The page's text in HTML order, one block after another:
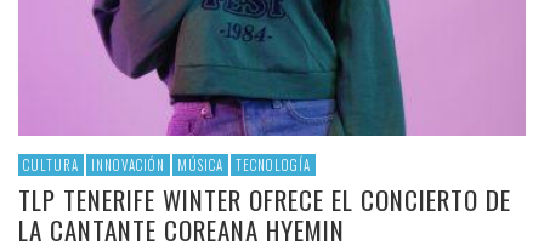
CULTURA INNOVACIÓN MÚSICA TECNOLOGÍA
TLP TENERIFE WINTER OFRECE EL CONCIERTO DE
LA CANTANTE COREANA HYEMIN